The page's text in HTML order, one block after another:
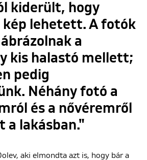
kiderült, hogy
kép lehetett. A fotók
a
kis halastó mellett;
pedig
Néhány fotó a
és a nővéremről
a lakásban."
aki elmondta azt is, hogy bár a